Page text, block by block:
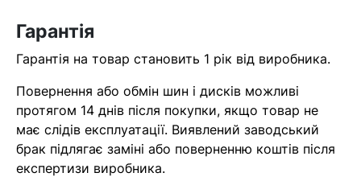
Помилка:Contact form не
знайдена.
Гарантія
Гарантія на товар становить 1 рік від виробника.
Повернення або обмін шин і дисків можливі
протягом 14 днів після покупки, якщо товар не
має слідів експлуатації. Виявлений заводський
брак підлягає заміні або поверненню коштів після
експертизи виробника.